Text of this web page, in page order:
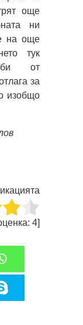
още
ни
на още
тук
от
за
изобщо
4]